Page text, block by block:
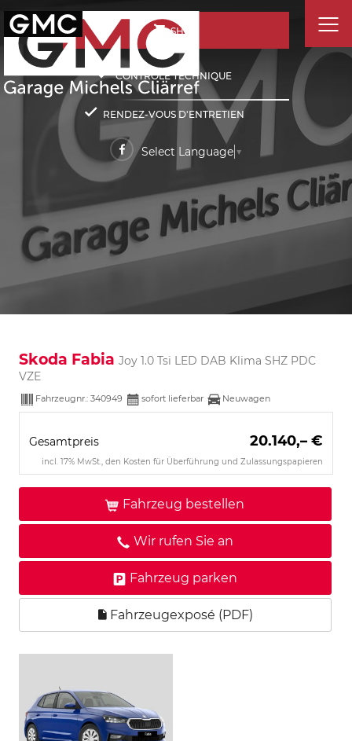
SHOP
CONTRÔLE TECHNIQUE
RENDEZ-VOUS D'ENTRETIEN
Select Language ▼
Skoda Fabia Joy 1.0 Tsi LED DAB Klima SHZ PDC
VZE
Fahrzeugnr.: 340949 sofort lieferbar Neuwagen
Gesamtpreis 20.140,– €
incl. 17% MwSt., den Kosten für Überführung und Zulassungspapieren
Fahrzeug bestellen
Wir rufen Sie an
Fahrzeug parken
Fahrzeugexposé (PDF)